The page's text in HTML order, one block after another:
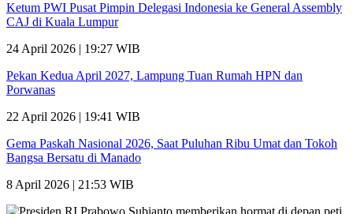
Ketum PWI Pusat Pimpin Delegasi Indonesia ke General Assembly
CAJ di Kuala Lumpur
24 April 2026 | 19:27 WIB
Pekan Kedua April 2027, Lampung Tuan Rumah HPN dan
Porwanas
22 April 2026 | 19:41 WIB
Gema Paskah Nasional 2026, Saat Puluhan Ribu Umat dan Tokoh
Bangsa Bersatu di Manado
8 April 2026 | 21:53 WIB